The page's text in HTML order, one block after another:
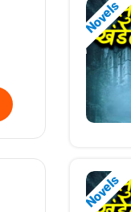
Novels
Novels